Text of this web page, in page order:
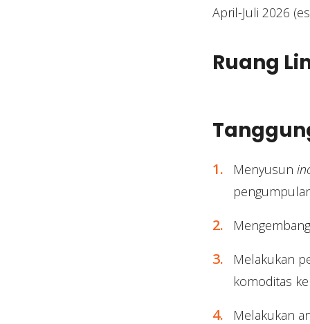
April-Juli 2026
Ruang
Menyusun
Melakukan
komoditas
Melakukan